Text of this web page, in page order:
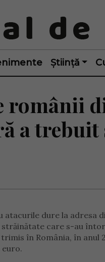
Știință
românii
a
atacurile dure la adresa
care s-au
trimis în România, în